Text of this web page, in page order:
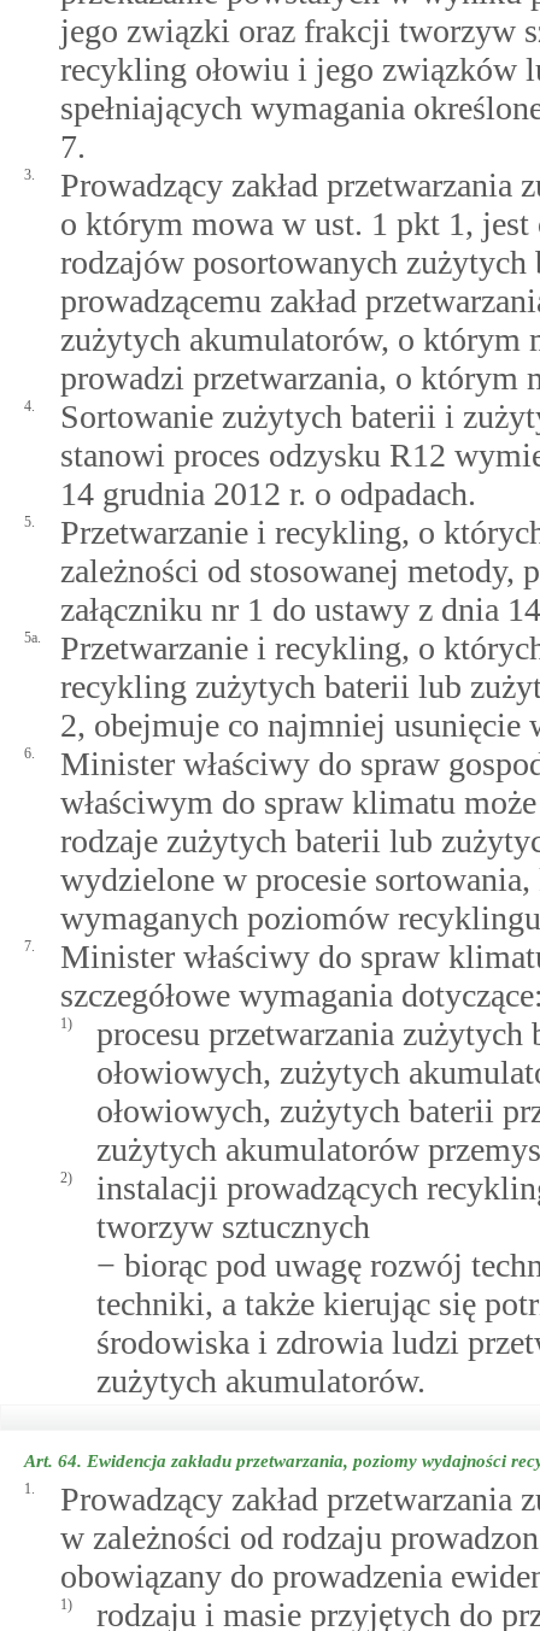
jego związki oraz frakcji tworzyw
recykling ołowiu i jego związków
spełniających wymagania
7.
3.
Prowadzący zakład
o którym mowa w ust. 1 pkt 1, jest
rodzajów posortowanych
prowadzącemu zakład
zużytych akumulatorów, o którym
prowadzi przetwarzania, o którym
4.
Sortowanie zużytych baterii i
stanowi proces odzysku R12
14 grudnia 2012 r. o odpadach.
5.
Przetwarzanie i recykling, o
zależności od stosowanej
załączniku nr 1 do ustawy z dnia
5a.
Przetwarzanie i recykling, o
recykling zużytych baterii lub
2, obejmuje co najmniej usunięcie
6.
Minister właściwy do spraw
właściwym do spraw klimatu
rodzaje zużytych baterii lub
wydzielone w procesie
wymaganych poziomów
7.
Minister właściwy do spraw
szczegółowe wymagania
1)
procesu przetwarzania
ołowiowych, zużytych
ołowiowych, zużytych baterii
zużytych akumulatorów
2)
instalacji prowadzących
tworzyw sztucznych
− biorąc pod uwagę rozwój
techniki, a także kierując się
środowiska i zdrowia ludzi
zużytych akumulatorów.
Art. 64. Ewidencja zakładu przetwarzania, poziomy wydajności
1.
Prowadzący zakład
w zależności od rodzaju
obowiązany do prowadzenia
1) rodzaju i masie przyjętych do